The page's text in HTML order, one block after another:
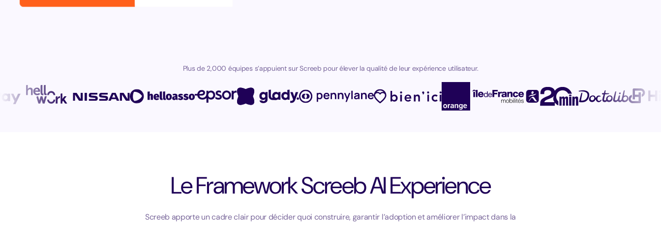
Plus de 2,000 équipes s’appuient sur Screeb pour élever la qualité de leur expérience utilisateur.
Le Framework Screeb AI Experience
Screeb apporte un cadre clair pour décider quoi construire, garantir l’adoption et améliorer l’impact dans la